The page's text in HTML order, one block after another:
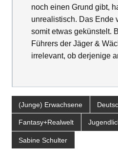
noch einen Grund gibt,
unrealistisch. Das Ende
somit etwas gekünstelt.
Führers der Jäger &
irrelevant, ob derjenige
(Junge) Erwachsene
Fantasy+Realwelt
Sabine Schulter